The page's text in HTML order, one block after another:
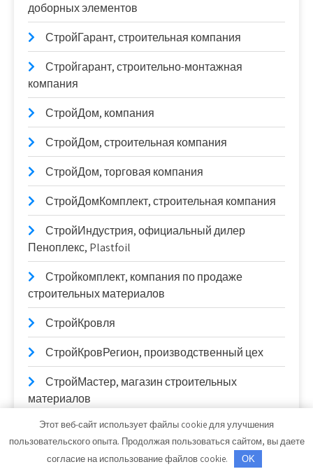
доборных элементов
СтройГарант, строительная компания
Стройгарант, строительно-монтажная
компания
СтройДом, компания
СтройДом, строительная компания
СтройДом, торговая компания
СтройДомКомплект, строительная компания
СтройИндустрия, официальный дилер
Пеноплекс, Plastfoil
Стройкомплект, компания по продаже
строительных материалов
СтройКровля
СтройКровРегион, производственный цех
СтройМастер, магазин строительных
материалов
Строймастер, строительная компания
Стройнов, торгово-монтажная компания
Этот веб-сайт использует файлы cookie для улучшения
пользовательского опыта. Продолжая пользоваться сайтом, вы даете
согласие на использование файлов cookie.
OK